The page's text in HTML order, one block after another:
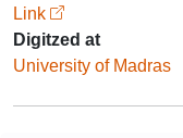
Link
Digitzed at
University of Madras